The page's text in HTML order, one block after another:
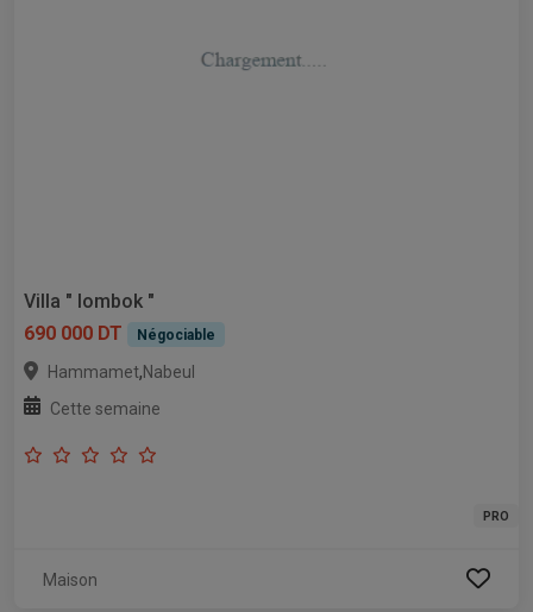
Villa " lombok "
690 000 DT
Négociable
Hammamet,Nabeul
Cette semaine
PRO
Maison